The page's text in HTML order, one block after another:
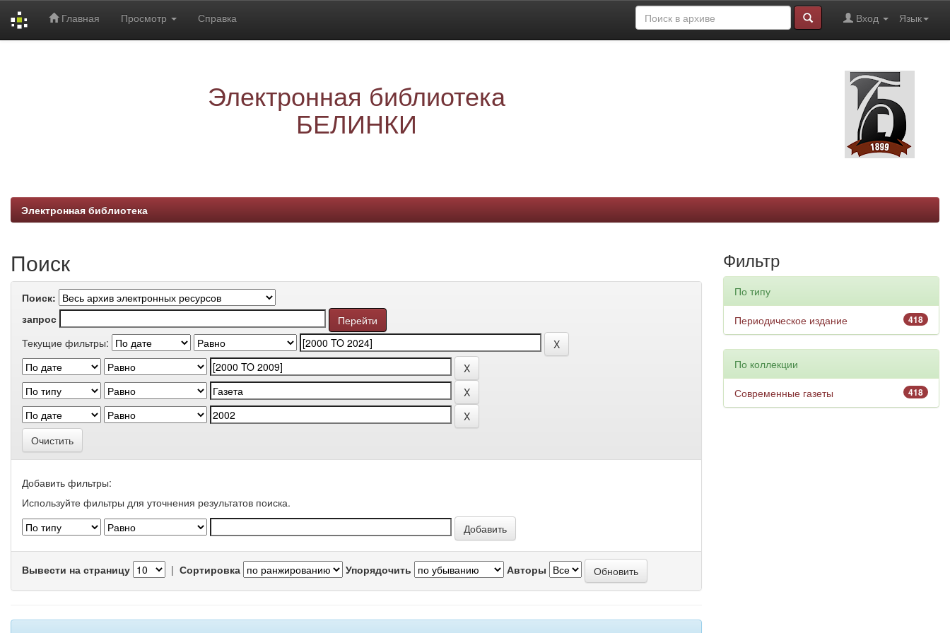
Главная Просмотр Справка Язык
Вход
Электронная библиотека
БЕЛИНКИ
Электронная библиотека
Поиск
Поиск:
запрос
Текущие фильтры:
Очистить
Добавить фильтры:
Используйте фильтры для уточнения результатов поиска.
Вывести на страницу | Сортировка Упорядочить Авторы
Фильтр
По типу
418
Периодическое издание
По коллекции
418
Современные газеты